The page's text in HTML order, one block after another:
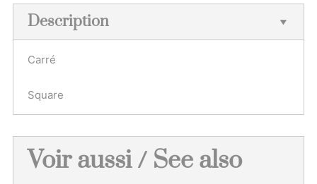
Description
Carré
Square
Voir aussi / See also